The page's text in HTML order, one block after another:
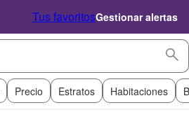
Tus favoritosGestionar alertas
Precio Estratos Habitaciones